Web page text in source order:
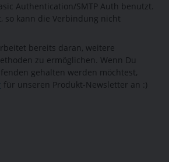
Authentication/SMTP Auth benutzt.
so kann die Verbindung nicht
bereits daran, weitere
zu ermöglichen. Wenn Du
gehalten werden möchtest,
für unseren Produkt-Newsletter an :)